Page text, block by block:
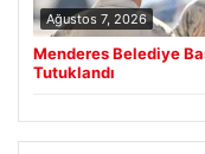
Ağustos 7, 2026
Menderes Belediye
Tutuklandı